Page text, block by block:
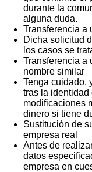
durante la
alguna duda.
Transferencia a
Dicha solicitud
los casos se
Transferencia a
nombre similar
Tenga cuidado,
tras la
modificaciones
dinero si tiene
Sustitución de
empresa real
Antes de
datos
empresa en